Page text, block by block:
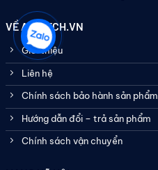
VỀ ASATECH.VN
Giới thiệu
Liên hệ
Chính sách bảo hành sản phẩm
Hướng dẫn đổi – trả sản phẩm
Chính sách vận chuyển